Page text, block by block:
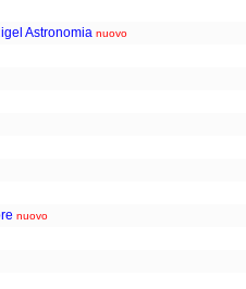
Astronomia nuovo
nuovo